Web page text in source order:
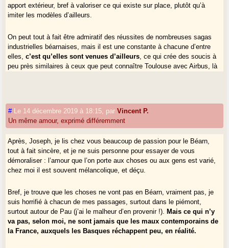
apport extérieur, bref à valoriser ce qui existe sur place, plutôt qu’à
imiter les modèles d’ailleurs.
On peut tout à fait être admiratif des réussites de nombreuses sagas
industrielles béarnaises, mais il est une constante à chacune d’entre
elles,c’est qu’elles sont venues d’ailleurs , ce qui crée des soucis à
peu près similaires à ceux que peut connaître Toulouse avec Airbus, là
Bref, vous ne pourrez pas parler du Béarn contemporain sans prendre
en compte la Totalie. Elle est peu béarno-compatible, en l’état, très
hors-sol.
"Jean Lassale bien qu’incarnant selon vous une telle médiocrité, est,
je vous le rappelle, porté par l’electorat basque.
La dialectique vous échappe à nouveau."
Qu’il profite de sa circo bicéphale, il ne l’aura pas longtemps au rythme
où Béarn et Pays Basque divorcent pour à peu près tout. Pour le reste,
le mandat de député étant national et a priori détaché du corps électoral
qu’il a élu, ce que je juge, ce sont les propositions de Jean Lassalle en
matière de développement économique local, d’efficacité de l’action
# Le 14 décembre 2019 à 18:15 parVincent P.
Un même amour, exprimé différemment
Après, Joseph, je lis chez vous beaucoup de passion pour le Béarn,
tout à fait sincère, et je ne suis personne pour essayer de vous
démoraliser : l’amour que l’on porte aux choses ou aux gens est varié,
chez moi il est souvent mélancolique, et déçu.
Bref, je trouve que les choses ne vont pas en Béarn, vraiment pas, je
suis horrifié à chacun de mes passages, surtout dans le piémont,
surtout autour de Pau (j’ai le malheur d’en provenir !).
Mais ce qui n’y
va pas, selon moi, ne sont jamais que les maux contemporains de
la France, auxquels les Basques réchappent peu, en réalité.